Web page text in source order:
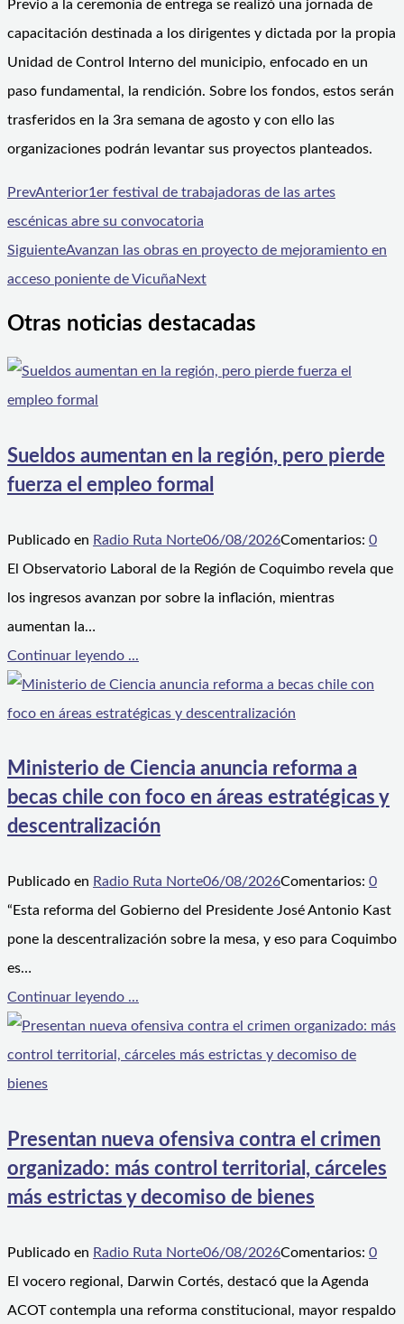
Previo a la ceremonia de entrega se realizó una jornada de
capacitación destinada a los dirigentes y dictada por la propia
Unidad de Control Interno del municipio, enfocado en un
paso fundamental, la rendición. Sobre los fondos, estos serán
trasferidos en la 3ra semana de agosto y con ello las
organizaciones podrán levantar sus proyectos planteados.
PrevAnterior1er festival de trabajadoras de las artes
escénicas abre su convocatoria
SiguienteAvanzan las obras en proyecto de mejoramiento en
acceso poniente de VicuñaNext
Otras noticias destacadas
Sueldos aumentan en la región, pero pierde
fuerza el empleo formal
Publicado en Radio Ruta Norte06/08/2026Comentarios: 0
El Observatorio Laboral de la Región de Coquimbo revela que
los ingresos avanzan por sobre la inflación, mientras
aumentan la…
Continuar leyendo ...
Ministerio de Ciencia anuncia reforma a
becas chile con foco en áreas estratégicas y
descentralización
Publicado en Radio Ruta Norte06/08/2026Comentarios: 0
“Esta reforma del Gobierno del Presidente José Antonio Kast
pone la descentralización sobre la mesa, y eso para Coquimbo
es…
Continuar leyendo ...
Presentan nueva ofensiva contra el crimen
organizado: más control territorial, cárceles
más estrictas y decomiso de bienes
Publicado en Radio Ruta Norte06/08/2026Comentarios: 0
El vocero regional, Darwin Cortés, destacó que la Agenda
ACOT contempla una reforma constitucional, mayor respaldo